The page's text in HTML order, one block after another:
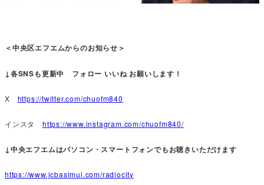
＜中央区エフエムからのお知らせ＞
↓各SNSも更新中 フォロー いいね お願いします！
X https://twitter.com/chuofm840
インスタ https://www.instagram.com/chuofm840/
↓中央エフエムはパソコン・スマートフォンでもお聴きいただけます
https://www.jcbasimul.com/radiocity